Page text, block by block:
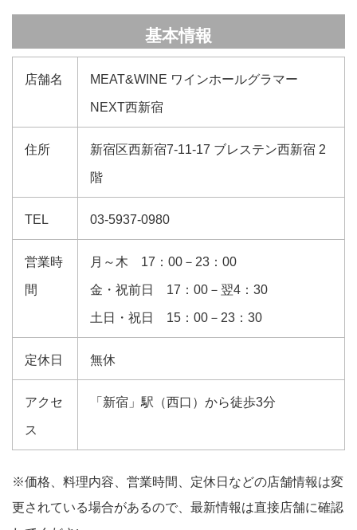
基本情報
店舗名 MEAT&WINE ワインホールグラマー
NEXT西新宿
住所 新宿区西新宿7-11-17 ブレステン西新宿 2
階
TEL 03-5937-0980
営業時
間
月～木 17：00－23：00
金・祝前日 17：00－翌4：30
土日・祝日 15：00－23：30
定休日 無休
アクセ
ス
「新宿」駅（西口）から徒歩3分
※価格、料理内容、営業時間、定休日などの店舗情報は変
更されている場合があるので、最新情報は直接店舗に確認